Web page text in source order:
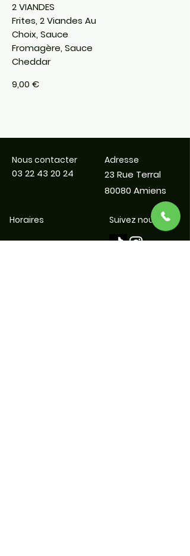
2 VIANDES
Frites, 2 Viandes Au
Choix, Sauce
Fromagère, Sauce
Cheddar
9,00 €
Nous contacter
03 22 43 20 24
Adresse
23 Rue Terral
80080 Amiens
Horaires Suivez nous